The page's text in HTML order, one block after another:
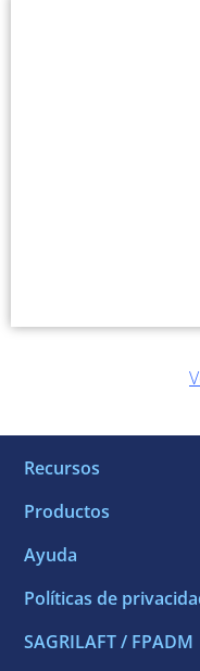
Recursos
Productos
Ayuda
Políticas de
SAGRILAFT / FPADM